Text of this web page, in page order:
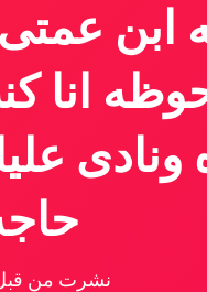
ابن
نشرت من